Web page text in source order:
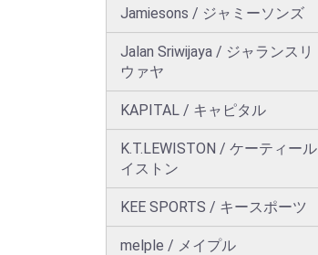
Jamiesons / ジャミーソンズ
Jalan Sriwijaya / ジャランスリ
ウァヤ
KAPITAL / キャピタル
K.T.LEWISTON / ケーティール
イストン
KEE SPORTS / キースポーツ
melple / メイプル